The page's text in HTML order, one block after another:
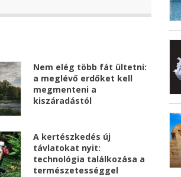
Nem elég több fát ültetni:
a meglévő erdőket kell
megmenteni a
kiszáradástól
A kertészkedés új
távlatokat nyit:
technológia találkozása a
természetességgel